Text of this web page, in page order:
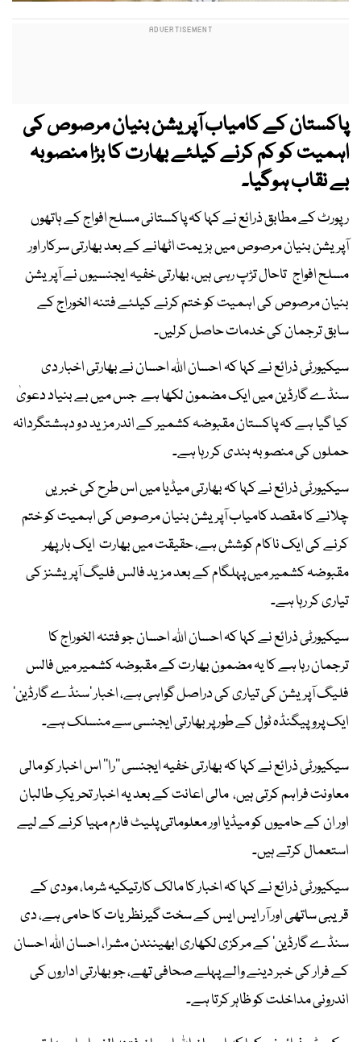
پاکستان کے کامیاب آپریشن بنیان مرصوص کی
اہمیت کو کم کرنے کیلئے بھارت کا بڑا منصوبہ
بے نقاب ہوگیا۔
رپورٹ کے مطابق ذرائع نے کہا کہ پاکستانی مسلح افواج کے ہاتھوں
آپریشن بنیان مرصوص میں ہزیمت اٹھانے کے بعد بھارتی سرکار اور
مسلح افواج تاحال تڑپ رہی ہیں، بھارتی خفیہ ایجنسیوں نے آپریشن
بنیان مرصوص کی اہمیت کو ختم کرنے کیلئے فتنہ الخوراج کے
سابق ترجمان کی خدمات حاصل کرلیں۔
سیکیورٹی ذرائع نے کہا کہ احسان اللہ احسان نے بھارتی اخبار دی
سنڈے گارڈین میں ایک مضمون لکھا ہے جس میں بے بنیاد دعویٰ
کیا گیا ہے کہ پاکستان مقبوضہ کشمیر کے اندر مزید دو دہشتگردانہ
حملوں کی منصوبہ بندی کر رہا ہے۔
سیکیورٹی ذرائع نے کہا کہ بھارتی میڈیا میں اس طرح کی خبریں
چلانے کا مقصد کامیاب آپریشن بنیان مرصوص کی اہمیت کو ختم
کرنے کی ایک ناکام کوشش ہے، حقیقت میں بھارت ایک بار پھر
مقبوضہ کشمیر میں پہلگام کے بعد مزید فالس فلیگ آپریشنز کی
تیاری کر رہا ہے۔
سیکیورٹی ذرائع نے کہا کہ احسان اللہ احسان جو فتنہ الخوراج کا
ترجمان رہا ہے کا یہ مضمون بھارت کے مقبوضہ کشمیر میں فالس
فلیگ آپریشن کی تیاری کی دراصل گواہی ہے، اخبار 'سنڈے گارڈین'
ایک پروپیگنڈہ ٹول کے طور پر بھارتی ایجنسی سے منسلک ہے۔
سیکیورٹی ذرائع نے کہا کہ بھارتی خفیہ ایجنسی ’’را‘‘ اس اخبار کو مالی
معاونت فراہم کرتی ہیں، مالی اعانت کے بعد یہ اخبار تحریکِ طالبان
اور ان کے حامیوں کو میڈیا اور معلوماتی پلیٹ فارم مہیا کرنے کے لیے
استعمال کرتے ہیں۔
سیکیورٹی ذرائع نے کہا کہ اخبار کا مالک کارتیکیہ شرما، مودی کے
قریبی ساتھی اور آر ایس ایس کے سخت گیرنظریات کا حامی ہے، دی
سنڈے گارڈین’ کے مرکزی لکھاری ابھینندن مشرا، احسان اللہ احسان
کے فرار کی خبر دینے والے پہلے صحافی تھے، جو بھارتی اداروں کی
اندرونی مداخلت کو ظاہر کرتا ہے۔